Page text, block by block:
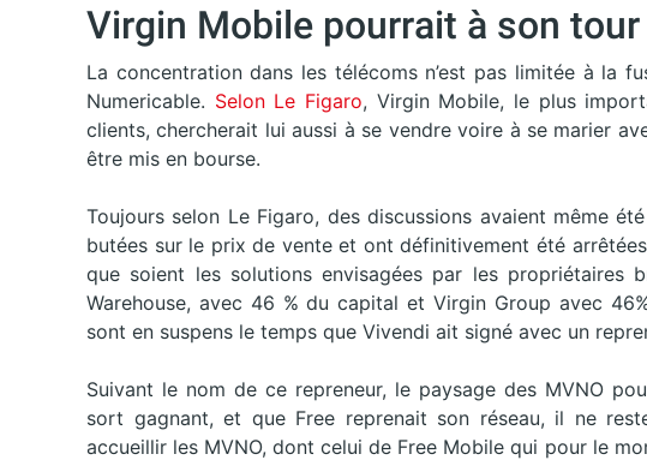
Virgin Mobile pourrait à son
La concentration dans les télécoms n’est pas limitée à la
Numericable. Selon Le Figaro, Virgin Mobile, le plus
clients, chercherait lui aussi à se vendre voire à se marier
être mis en bourse.
Toujours selon Le Figaro, des discussions avaient même
butées sur le prix de vente et ont définitivement été
que soient les solutions envisagées par les propriétaires
Warehouse, avec 46 % du capital et Virgin Group avec
sont en suspens le temps que Vivendi ait signé avec un
Suivant le nom de ce repreneur, le paysage des MVNO
sort gagnant, et que Free reprenait son réseau, il ne
accueillir les MVNO, dont celui de Free Mobile qui pour le